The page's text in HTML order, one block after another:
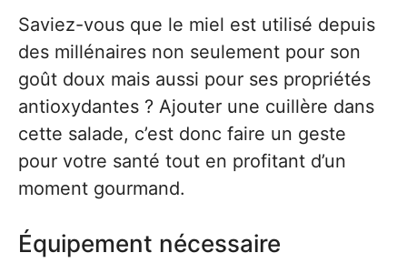
Saviez-vous que le miel est utilisé depuis
des millénaires non seulement pour son
goût doux mais aussi pour ses propriétés
antioxydantes ? Ajouter une cuillère dans
cette salade, c’est donc faire un geste
pour votre santé tout en profitant d’un
moment gourmand.
Équipement nécessaire